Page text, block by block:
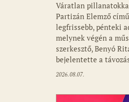
Váratlan
Partizán Elemző
legfrissebb, pénteki
melynek végén a
szerkesztő, Benyó
bejelentette a
2026.08.07.